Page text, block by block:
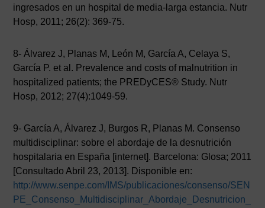
ingresados en un hospital de media-larga estancia. Nutr
Hosp, 2011; 26(2): 369-75.
8- Álvarez J, Planas M, León M, García A, Celaya S,
García P. et al. Prevalence and costs of malnutrition in
hospitalized patients; the PREDyCES® Study. Nutr
Hosp, 2012; 27(4):1049-59.
9- García A, Álvarez J, Burgos R, Planas M. Consenso
multidisciplinar: sobre el abordaje de la desnutrición
hospitalaria en España [internet]. Barcelona: Glosa; 2011
[Consultado Abril 23, 2013]. Disponible en:
http://www.senpe.com/IMS/publicaciones/consenso/SEN
PE_Consenso_Multidisciplinar_Abordaje_Desnutricion_